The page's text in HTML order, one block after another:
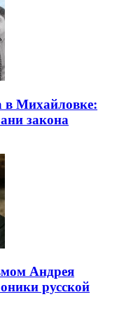
Михайловке:
закона
Андрея
русской